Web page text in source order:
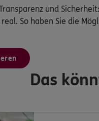
und
So haben Sie die
Das